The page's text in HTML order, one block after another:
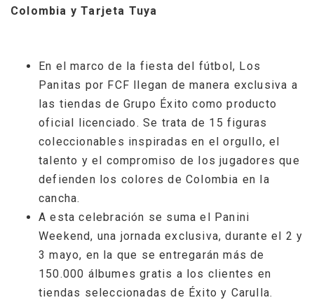
Colombia y Tarjeta Tuya
En el marco de la fiesta del fútbol, Los
Panitas por FCF llegan de manera exclusiva a
las tiendas de Grupo Éxito como producto
oficial licenciado. Se trata de 15 figuras
coleccionables inspiradas en el orgullo, el
talento y el compromiso de los jugadores que
defienden los colores de Colombia en la
cancha.
A esta celebración se suma el Panini
Weekend, una jornada exclusiva, durante el 2 y
3 mayo, en la que se entregarán más de
150.000 álbumes gratis a los clientes en
tiendas seleccionadas de Éxito y Carulla.